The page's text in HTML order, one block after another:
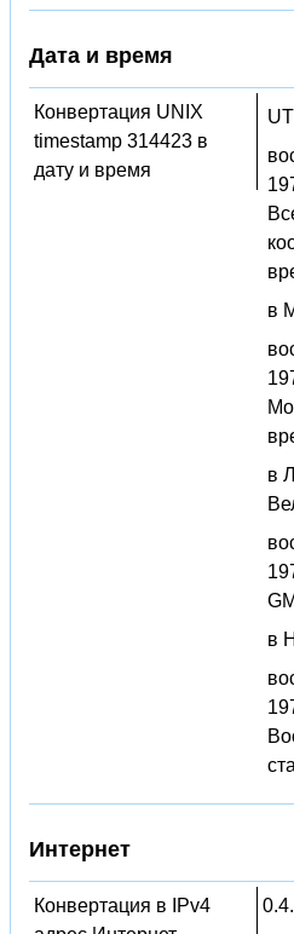
Дата и время
Конвертация UNIX
timestamp 314423 в
дату и время
в
в
в
Интернет
Конвертация в IPv4